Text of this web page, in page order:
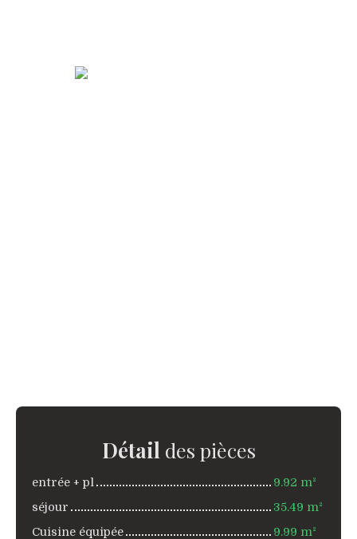
Détail des pièces
entrée + pl
9.92 m²
séjour
35.49 m²
Cuisine équipée
9.99 m²